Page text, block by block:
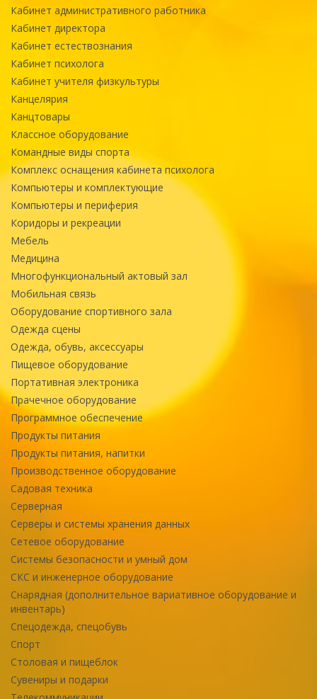
Кабинет административного работника
Кабинет директора
Кабинет естествознания
Кабинет психолога
Кабинет учителя физкультуры
Канцелярия
Канцтовары
Классное оборудование
Командные виды спорта
Комплекс оснащения кабинета психолога
Компьютеры и комплектующие
Компьютеры и периферия
Коридоры и рекреации
Мебель
Медицина
Многофункциональный актовый зал
Мобильная связь
Оборудование спортивного зала
Одежда сцены
Одежда, обувь, аксессуары
Пищевое оборудование
Портативная электроника
Прачечное оборудование
Программное обеспечение
Продукты питания
Продукты питания, напитки
Производственное оборудование
Садовая техника
Серверная
Серверы и системы хранения данных
Сетевое оборудование
Системы безопасности и умный дом
СКС и инженерное оборудование
Снарядная (дополнительное вариативное оборудование и
инвентарь)
Спецодежда, спецобувь
Спорт
Столовая и пищеблок
Сувениры и подарки